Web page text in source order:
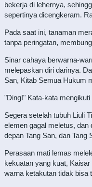
bekerja di lehernya,
sepertinya dicengkeram.
Pada saat ini, tanaman
tanpa peringatan,
Sinar cahaya berwarna-
melepaskan diri darinya.
San, Kitab Semua Hukum
"Ding!" Kata-kata
Segera setelah tubuh Liuli
elemen gagal meletus,
depan Tang San, dan
Perasaan mati lemas
kekuatan yang kuat,
warna ketakutan tidak bisa